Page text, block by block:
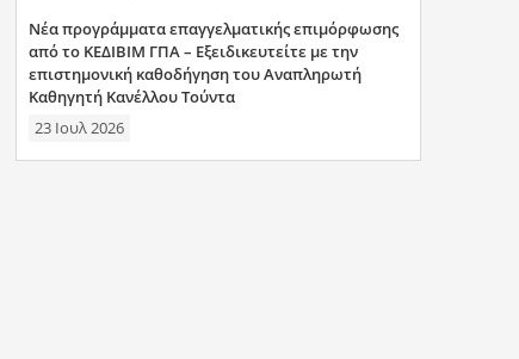
Νέα προγράμματα επαγγελματικής επιμόρφωσης
από το ΚΕΔΙΒΙΜ ΓΠΑ – Εξειδικευτείτε με την
επιστημονική καθοδήγηση του Αναπληρωτή
Καθηγητή Κανέλλου Τούντα
23 Ιουλ 2026